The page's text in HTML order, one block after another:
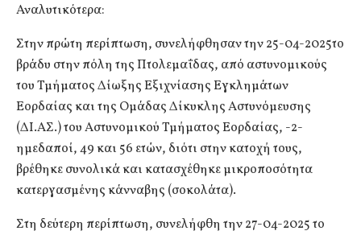
Αναλυτικότερα:
Στην πρώτη περίπτωση, συνελήφθησαν την 25-04-2025το
βράδυ στην πόλη της Πτολεμαΐδας, από αστυνομικούς
του Τμήματος Δίωξης Εξιχνίασης Εγκλημάτων
Εορδαίας και της Ομάδας Δίκυκλης Αστυνόμευσης
(ΔΙ.ΑΣ.) του Αστυνομικού Τμήματος Εορδαίας, -2-
ημεδαποί, 49 και 56 ετών, διότι στην κατοχή τους,
βρέθηκε συνολικά και κατασχέθηκε μικροποσότητα
κατεργασμένης κάνναβης (σοκολάτα).
Στη δεύτερη περίπτωση, συνελήφθη την 27-04-2025 το